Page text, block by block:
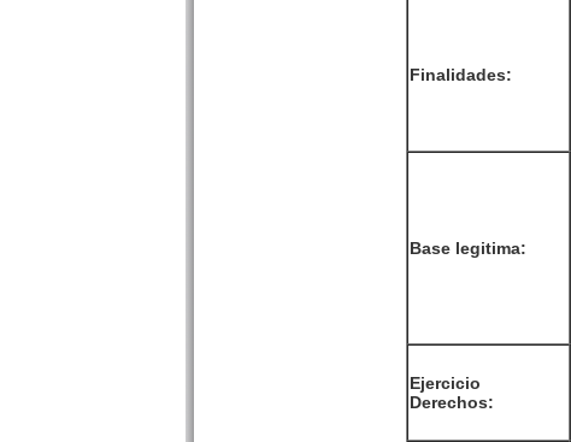
Finalidades:
Base legitima:
Ejercicio
Derechos: